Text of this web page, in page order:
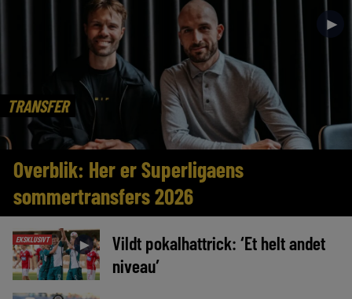
TRANSFER
►
Overblik: Her er Superligaens
sommertransfers 2026
EKSKLUSIVT ►
Vildt pokalhattrick: ‘Et helt andet
niveau’